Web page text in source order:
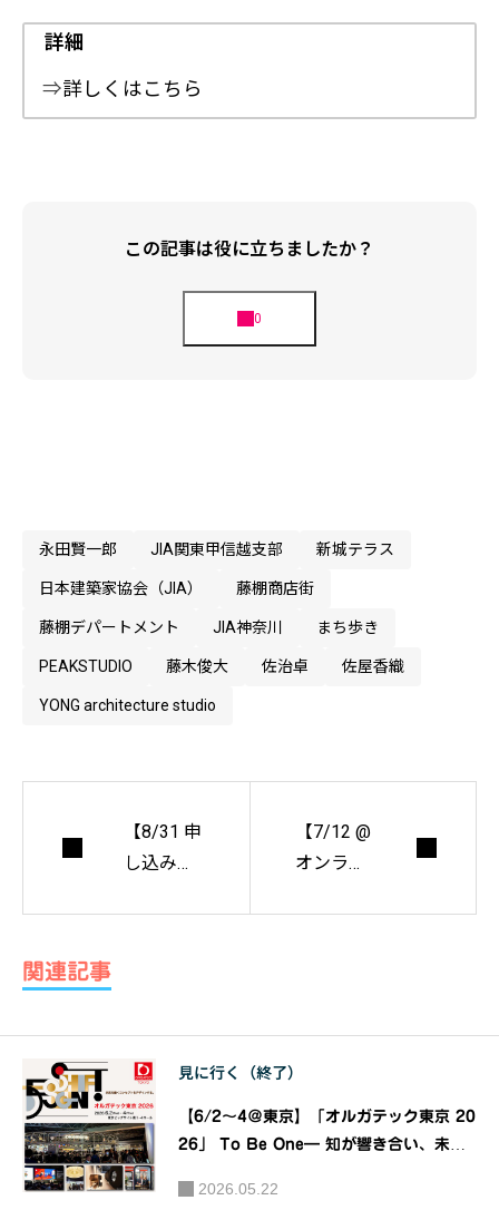
詳細
⇒詳しくはこちら
この記事は役に立ちましたか？
永田賢一郎 JIA関東甲信越支部 新城テラス
日本建築家協会（JIA） 藤棚商店街
藤棚デパートメント JIA神奈川 まち歩き
PEAKSTUDIO 藤木俊大 佐治卓 佐屋香織
YONG architecture studio
【8/31 申
し込み締
【7/12 @
オンライ
ンを考え
る』山田
関連記事
見に行く（終了）
【6/2～4＠東京】「オルガテック東京 20
26」 To Be One― 知が響き合い、未来
オフィス家具協会（JOIFA）
2026.05.22